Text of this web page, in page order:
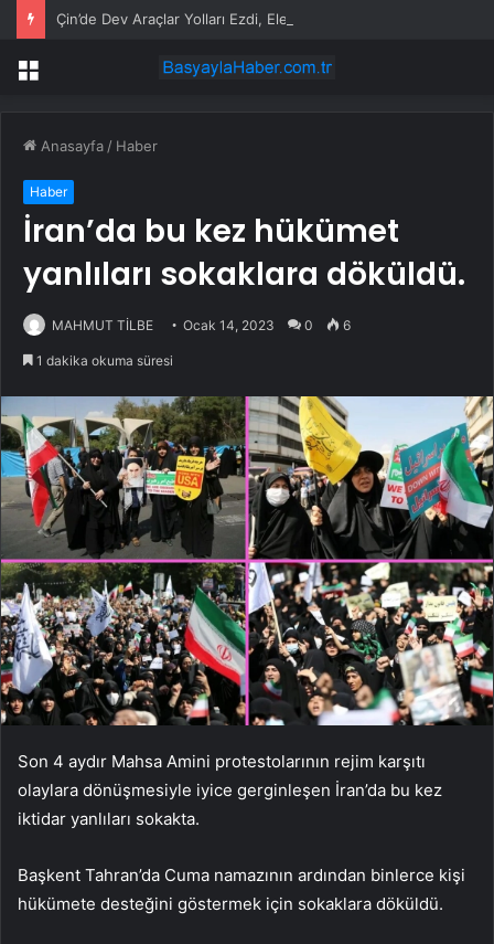
Menü
Anasayfa / Haber
Haber
İran’da bu kez hükümet
yanlıları sokaklara döküldü.
MAHMUT TİLBE Ocak 14, 2023 0 6
1 dakika okuma süresi
Son 4 aydır Mahsa Amini protestolarının rejim karşıtı
olaylara dönüşmesiyle iyice gerginleşen İran’da bu kez
iktidar yanlıları sokakta.
Başkent Tahran’da Cuma namazının ardından binlerce kişi
hükümete desteğini göstermek için sokaklara döküldü.